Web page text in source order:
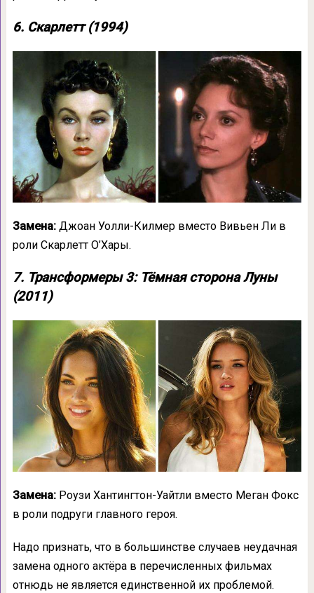
6. Скарлетт (1994)
Замена:Джоан Уолли-Килмер вместо Вивьен Ли в
роли Скарлетт О’Хары.
7. Трансформеры 3: Тёмная сторона Луны
(2011)
Замена:Роузи Хантингтон-Уайтли вместо Меган Фокс
в роли подруги главного героя.
Надо признать, что в большинстве случаев неудачная
замена одного актёра в перечисленных фильмах
отнюдь не является единственной их проблемой.